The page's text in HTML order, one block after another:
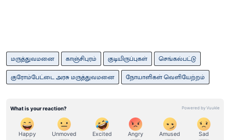
மருத்துவமனை காஞ்சிபுரம் குடியிருப்புகள்
செங்கல்பட்டு
குரோம்பேட்டை அரசு மருத்துவமனை
நோயாளிகள் வெளியேற்றம்